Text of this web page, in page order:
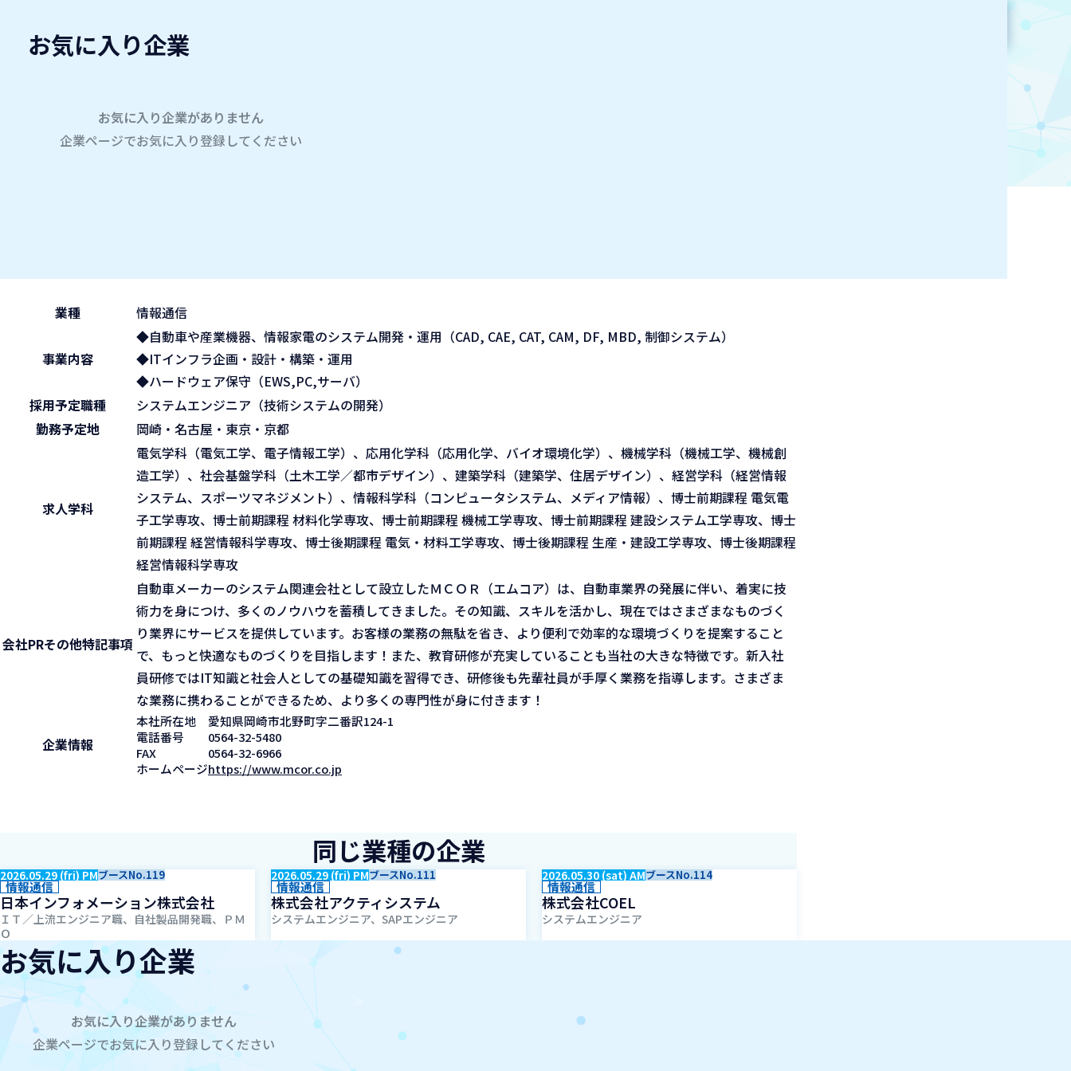
学内企業研究会2026
company
業種 情報通信
事業内容
◆自動車や産業機器、情報家電のシステム開発・運用（CAD, CAE, CAT, CAM, DF, MBD, 制御システム）
◆ITインフラ企画・設計・構築・運用
◆ハードウェア保守（EWS,PC,サーバ）
採用予定職種
システムエンジニア（技術システムの開発）
勤務予定地
岡崎・名古屋・東京・京都
求人学科
電気学科（電気工学、電子情報工学）、応用化学科（応用化学、バイオ環境化学）、機械学科（機械工学、機械創
造工学）、社会基盤学科（土木工学／都市デザイン）、建築学科（建築学、住居デザイン）、経営学科（経営情報
システム、スポーツマネジメント）、情報科学科（コンピュータシステム、メディア情報）、博士前期課程 電気電
子工学専攻、博士前期課程 材料化学専攻、博士前期課程 機械工学専攻、博士前期課程 建設システム工学専攻、博士
前期課程 経営情報科学専攻、博士後期課程 電気・材料工学専攻、博士後期課程 生産・建設工学専攻、博士後期課程
経営情報科学専攻
会社PRその他特記事項
自動車メーカーのシステム関連会社として設立したＭＣＯＲ（エムコア）は、自動車業界の発展に伴い、着実に技
術力を身につけ、多くのノウハウを蓄積してきました。その知識、スキルを活かし、現在ではさまざまなものづく
り業界にサービスを提供しています。お客様の業務の無駄を省き、より便利で効率的な環境づくりを提案すること
で、もっと快適なものづくりを目指します！また、教育研修が充実していることも当社の大きな特徴です。新入社
員研修ではIT知識と社会人としての基礎知識を習得でき、研修後も先輩社員が手厚く業務を指導します。さまざま
な業務に携わることができるため、より多くの専門性が身に付きます！
企業情報
本社所在地
愛知県岡崎市北野町字二番訳124-1
電話番号
0564-32-5480
FAX
0564-32-6966
ホームページhttps://www.mcor.co.jp
同じ業種の企業
2026.05.29 (fri) PMブースNo.119
情報通信
日本インフォメーション株式会社
ＩＴ／上流エンジニア職、自社製品開発職、ＰＭ
Ｏ
2026.05.29 (fri) PMブースNo.111
情報通信
株式会社アクティシステム
システムエンジニア、SAPエンジニア
2026.05.30 (sat) AMブースNo.114
情報通信
株式会社COEL
システムエンジニア
お気に入り企業
お気に入り企業がありません
企業ページでお気に入り登録してください
お気に入り企業
お気に入り企業がありません
企業ページでお気に入り登録してください